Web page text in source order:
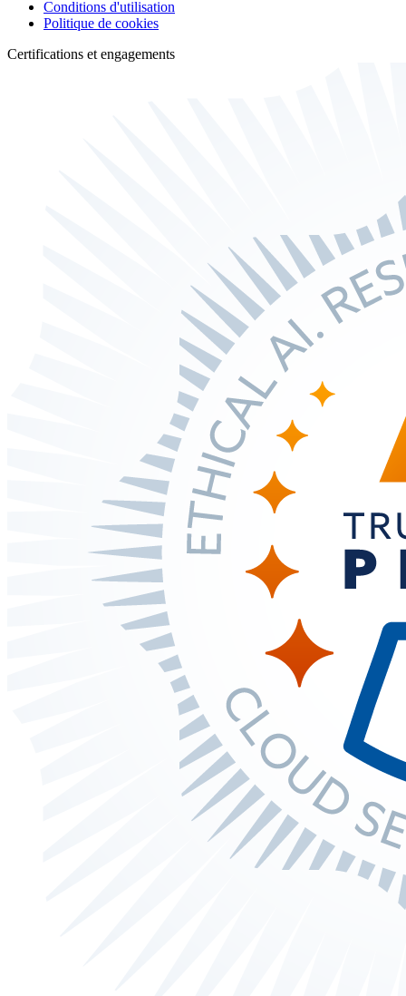
Conditions d'utilisation
Politique de cookies
Certifications et engagements